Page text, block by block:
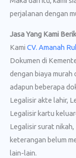
perjalanan dengan
Jasa Yang Kami
Kami CV. Amanah
Dokumen di
dengan biaya murah
adapun beberapa
Legalisir akte lahir,
Legalisir kartu
Legalisir surat
keterangan belum
lain-lain.